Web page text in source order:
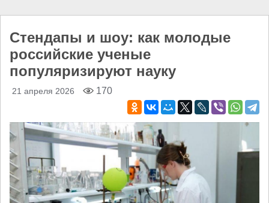
Стендапы и шоу: как молодые
российские ученые
популяризируют науку
21 апреля 2026 170